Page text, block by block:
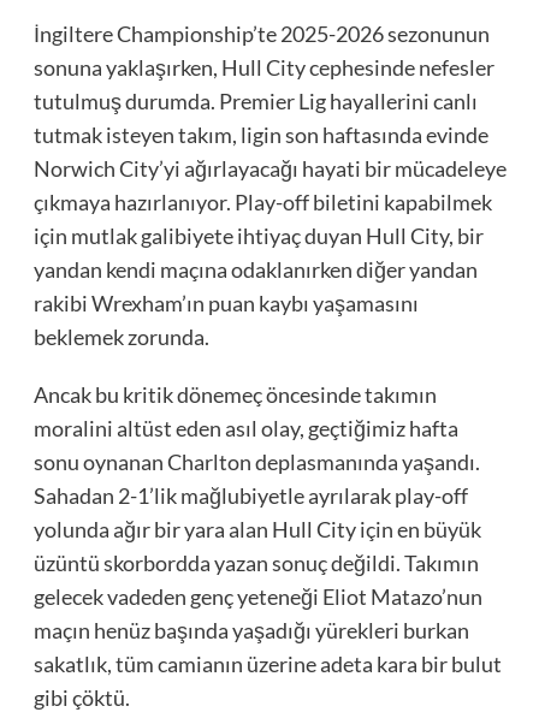
İngiltere Championship’te 2025-2026 sezonunun
sonuna yaklaşırken, Hull City cephesinde nefesler
tutulmuş durumda. Premier Lig hayallerini canlı
tutmak isteyen takım, ligin son haftasında evinde
Norwich City’yi ağırlayacağı hayati bir mücadeleye
çıkmaya hazırlanıyor. Play-off biletini kapabilmek
için mutlak galibiyete ihtiyaç duyan Hull City, bir
yandan kendi maçına odaklanırken diğer yandan
rakibi Wrexham’ın puan kaybı yaşamasını
beklemek zorunda.
Ancak bu kritik dönemeç öncesinde takımın
moralini altüst eden asıl olay, geçtiğimiz hafta
sonu oynanan Charlton deplasmanında yaşandı.
Sahadan 2-1’lik mağlubiyetle ayrılarak play-off
yolunda ağır bir yara alan Hull City için en büyük
üzüntü skorbordda yazan sonuç değildi. Takımın
gelecek vadeden genç yeteneği Eliot Matazo’nun
maçın henüz başında yaşadığı yürekleri burkan
sakatlık, tüm camianın üzerine adeta kara bir bulut
gibi çöktü.